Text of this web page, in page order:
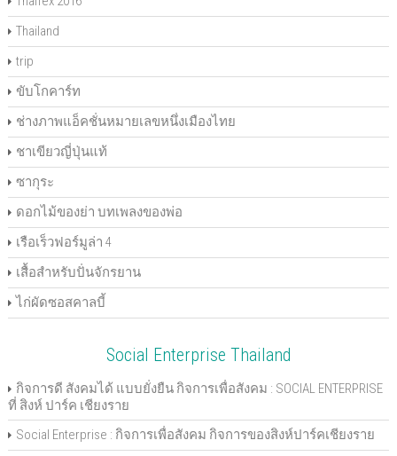
Thailand
trip
ขับโกคาร์ท
ช่างภาพแอ็คชั่นหมายเลขหนึ่งเมืองไทย
ชาเขียวญี่ปุ่นแท้
ซากุระ
ดอกไม้ของย่า บทเพลงของพ่อ
เรือเร็วฟอร์มูล่า 4
เสื้อสำหรับปั่นจักรยาน
ไก่ผัดซอสคาลบี้
Social Enterprise Thailand
กิจการดี สังคมได้ แบบยั่งยืน กิจการเพื่อสังคม : SOCIAL ENTERPRISE
ที่ สิงห์ ปาร์ค เชียงราย
Social Enterprise : กิจการเพื่อสังคม กิจการของสิงห์ปาร์คเชียงราย